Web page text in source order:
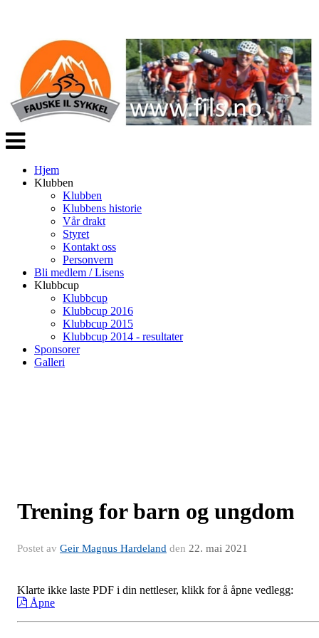
Veksle
navigasjon
Hjem
Klubben
Klubben
Klubbens historie
Vår drakt
Styret
Kontakt oss
Personvern
Bli medlem / Lisens
Klubbcup
Klubbcup
Klubbcup 2016
Klubbcup 2015
Klubbcup 2014 - resultater
Sponsorer
Galleri
Trening for barn og ungdom
Postet av Geir Magnus Hardeland den 22. mai 2021
Klarte ikke laste PDF i din nettleser, klikk for å åpne vedlegg:
Åpne